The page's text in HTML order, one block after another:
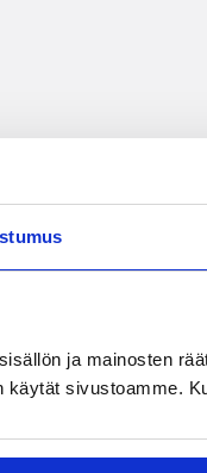
ja mainosten
sivustoamme.